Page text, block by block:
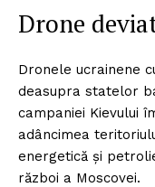
Drone
Dronele ucrainene
deasupra statelor
campaniei Kievului
adâncimea
energetică și
război a Moscovei.